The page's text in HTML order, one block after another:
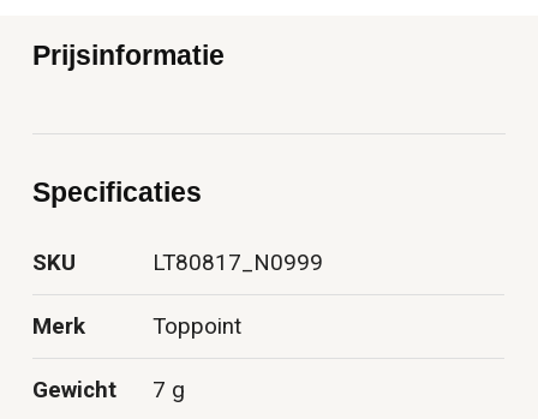
Prijsinformatie
Specificaties
SKU LT80817_N0999
Merk Toppoint
Gewicht 7 g